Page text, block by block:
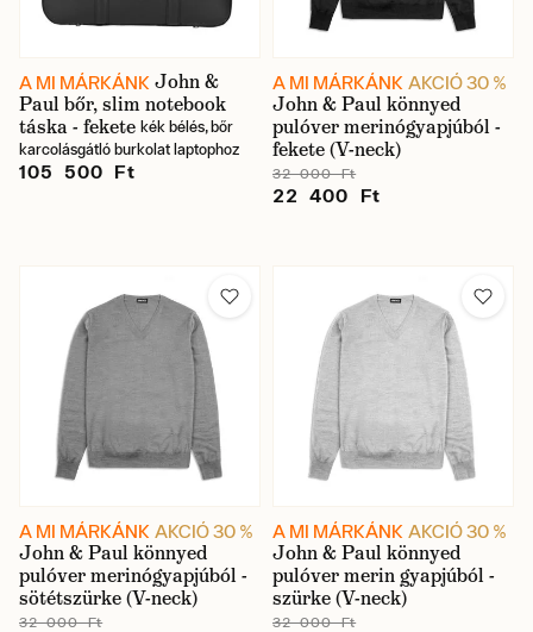
A MI MÁRKÁNK John &
Paul bőr, slim notebook
táska - fekete kék bélés, bőr
karcolásgátló burkolat laptophoz
105 500 Ft
A MI MÁRKÁNK AKCIÓ 30 %
John & Paul könnyed
pulóver merinógyapjúból -
fekete (V-neck)
32 000 Ft
22 400 Ft
A MI MÁRKÁNK AKCIÓ 30 %
John & Paul könnyed
pulóver merinógyapjúból -
sötétszürke (V-neck)
32 000 Ft
A MI MÁRKÁNK AKCIÓ 30 %
John & Paul könnyed
pulóver merin gyapjúból -
szürke (V-neck)
32 000 Ft